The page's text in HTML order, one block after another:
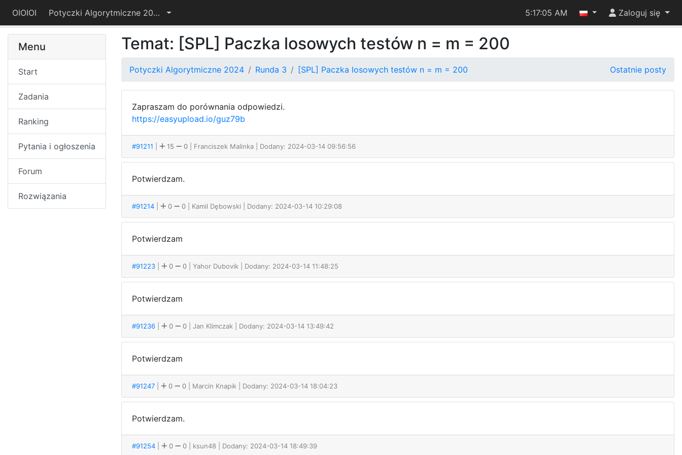
OIOIOI Potyczki Algorytmiczne 2024 5:17:05 AM Zaloguj się
Menu
Start
Zadania
Ranking
Pytania i ogłoszenia
Forum
Rozwiązania
Temat: [SPL] Paczka losowych testów n = m = 200
Potyczki Algorytmiczne 2024 Runda 3 [SPL] Paczka losowych testów n = m = 200 Ostatnie posty
Zapraszam do porównania odpowiedzi.
https://easyupload.io/guz79b
#91211 15 0 | Franciszek Malinka | Dodany: 2024-03-14 09:56:56
Potwierdzam.
#91214 0 0 | Kamil Dębowski | Dodany: 2024-03-14 10:29:08
Potwierdzam
#91223 0 0 | Yahor Dubovik | Dodany: 2024-03-14 11:48:25
Potwierdzam
#91236 0 0 | Jan Klimczak | Dodany: 2024-03-14 13:49:42
Potwierdzam
#91247 0 0 | Marcin Knapik | Dodany: 2024-03-14 18:04:23
Potwierdzam.
#91254 0 0 | ksun48 | Dodany: 2024-03-14 18:49:39